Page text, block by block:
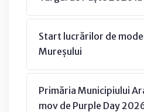
Start lucrărilor de
Mureșului
Primăria Municipiului
mov de Purple Day